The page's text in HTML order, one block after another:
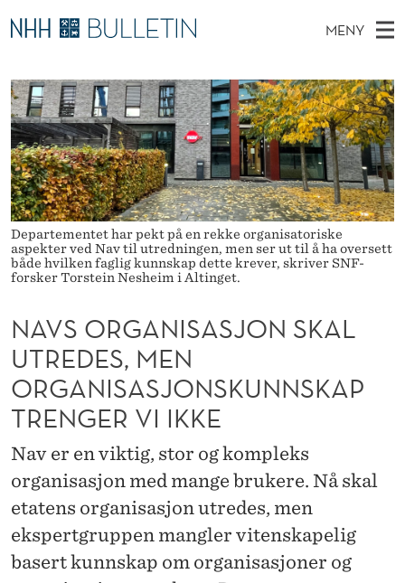
N
A
V
S
O
R
G
A
N
S
A
S
O
N
S
MENY
O
V
E
D
M
E
N
Y
Ø
K
I
N
E
T
T
S
T
E
D
E
T
Stipendiater og nye forskerprofiler
Disputaser
Ekspertutvalg
Om Bulletin
Departementet har pekt på en rekke organisatoriske
aspekter ved Nav til utredningen, men ser ut til å ha oversett
både hvilken faglig kunnskap dette krever, skriver SNF-
forsker Torstein Nesheim i Altinget.
NAVS ORGANISASJON SKAL
UTREDES, MEN
ORGANISASJONSKUNNSKAP
TRENGER VI IKKE
Nav er en viktig, stor og kompleks
organisasjon med mange brukere. Nå skal
etatens organisasjon utredes, men
ekspertgruppen mangler vitenskapelig
basert kunnskap om organisasjoner og